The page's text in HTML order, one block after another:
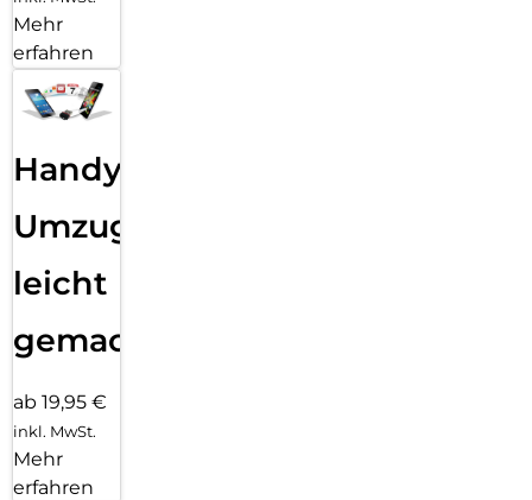
Mehr
erfahren
Handy
Umzug
leicht
gemacht!
ab 19,95 €
inkl. MwSt.
Mehr
erfahren